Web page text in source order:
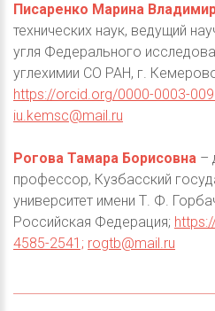
Писаренко Марина
технических наук, ведущий
угля Федерального
углехимии СО РАН, г.
https://orcid.org/0000-0003-
iu.kemsc@mail.ru
Рогова Тамара Борисовна –
профессор, Кузбасский
университет имени Т. Ф.
Российская Федерация;
4585-2541; rogtb@mail.ru